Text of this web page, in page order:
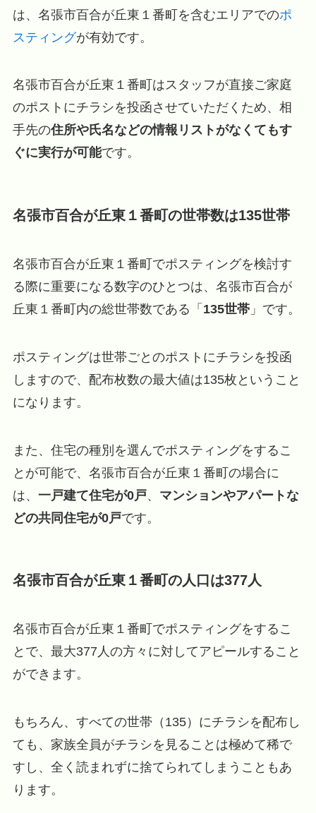
は、名張市百合が丘東１番町を含むエリアでのポ
スティングが有効です。
名張市百合が丘東１番町はスタッフが直接ご家庭
のポストにチラシを投函させていただくため、相
手先の住所や氏名などの情報リストがなくてもす
ぐに実行が可能です。
名張市百合が丘東１番町の世帯数は135世帯
名張市百合が丘東１番町でポスティングを検討す
る際に重要になる数字のひとつは、名張市百合が
丘東１番町内の総世帯数である「 135世帯」です。
ポスティングは世帯ごとのポストにチラシを投函
しますので、配布枚数の最大値は135枚ということ
になります。
また、住宅の種別を選んでポスティングをするこ
とが可能で、名張市百合が丘東１番町の場合に
は、 一戸建て住宅が0戸、 マンションやアパートな
どの共同住宅が0戸です。
名張市百合が丘東１番町の人口は377人
名張市百合が丘東１番町でポスティングをするこ
とで、最大377人の方々に対してアピールすること
ができます。
もちろん、すべての世帯（135）にチラシを配布し
ても、家族全員がチラシを見ることは極めて稀で
すし、全く読まれずに捨てられてしまうこともあ
ります。